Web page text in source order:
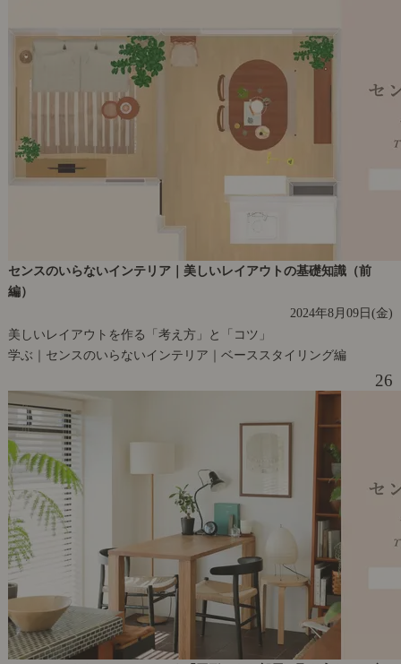
センスのいらないインテリア｜美しいレイアウトの基礎知識（前
編）
2024年8月09日(金)
美しいレイアウトを作る「考え方」と「コツ」
学ぶ｜センスのいらないインテリア｜ベーススタイリング編
26